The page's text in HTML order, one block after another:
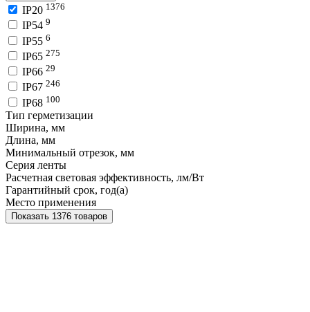
IP20 1376
IP54 9
IP55 6
IP65 275
IP66 29
IP67 246
IP68 100
Тип герметизации
Ширина, мм
Длина, мм
Минимальный отрезок, мм
Серия ленты
Расчетная световая эффективность, лм/Вт
Гарантийный срок, год(а)
Место применения
Показать 1376 товаров